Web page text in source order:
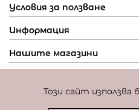
Този сайт използва
Условия за ползване
Информация
Нашите магазини